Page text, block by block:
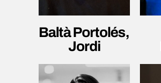
Baltà Portolés,
Jordi